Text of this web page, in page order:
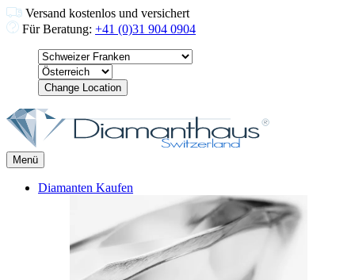
Versand kostenlos und versichert
Für Beratung: +41 (0)31 904 0904
Change Location
Menü
Diamanten Kaufen